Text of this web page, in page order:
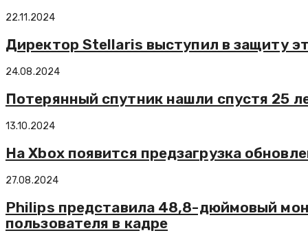
22.11.2024
Директор Stellaris выступил в защиту
24.08.2024
Потерянный спутник нашли спустя 25
13.10.2024
На Xbox появится предзагрузка
27.08.2024
Philips представила 48,8-дюймовый
пользователя в кадре